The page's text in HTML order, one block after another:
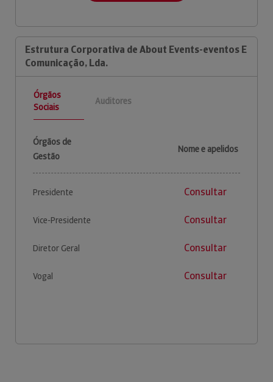
Estrutura Corporativa de About Events-eventos E
Comunicação, Lda.
Órgãos
Sociais
Auditores
Órgãos de
Gestão
Nome e apelidos
Presidente Consultar
Vice-Presidente Consultar
Diretor Geral Consultar
Vogal Consultar